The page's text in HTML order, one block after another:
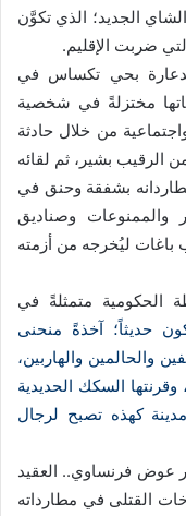
الجديد؛ الذي تكوَّن
ضربت الإقليم.
بحي تكساس في
مختزلةً في شخصية
من خلال حادثة
الرقيب بشير، ثم لقائه
تطاردانه بشفقة وحنق في
والممنوعات وصناديق
باغات ليُخرجه من أزمته
الحكومية متمثلةً في
حديثاً؛ آخذةً منحنى
والحالمين والهاربين،
وقرنتها السكك الحديدية
كهذه تصبح لرجال
عوض فرنساوي.. العقيد
القتلى في مطارداته